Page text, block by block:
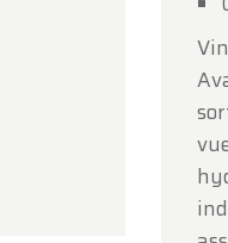
ouvert normalement
les horaires
ouverts
et au plaisir